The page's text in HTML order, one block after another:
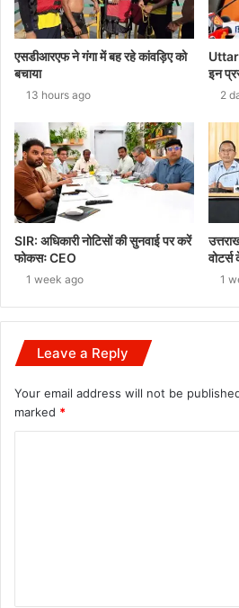
एसडीआरएफ ने गंगा में बह रहे कांवड़िए को
बचाया
13 hours ago
इन
2
SIR: अधिकारी नोटिसों की सुनवाई पर करें
फोकसः CEO
1 week ago
वोटर्स
1
Leave a Reply
Your email address will not be
marked *